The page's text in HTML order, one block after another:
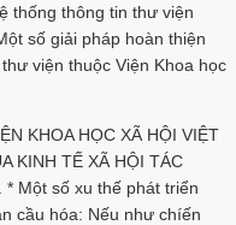
thống thông tin thư viện
số giải pháp hoàn thiện
viện thuộc Viện Khoa học
KHOA HỌC XÃ HỘI VIỆT
KINH TẾ XÃ HỘI TÁC
Một số xu thế phát triển
cầu hóa: Nếu như chíến